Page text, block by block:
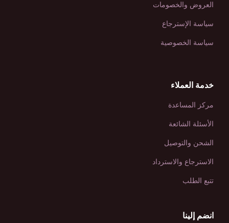
العروض والخصومات
سياسة الإسترجاع
سياسة الخصوصية
خدمة العملاء
مركز المساعدة
الأسئلة الشائعة
الشحن والتوصيل
الاسترجاع والاسترداد
تتبع الطلب
انضم إلينا